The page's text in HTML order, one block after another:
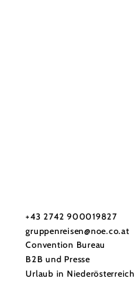
+43 2742 900019827
gruppenreisen@noe.co.at
Convention Bureau
B2B und Presse
Urlaub in Niederösterreich